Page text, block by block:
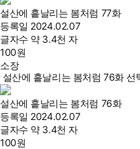
설산에 흩날리는 봄처럼 77화
등록일 2024.02.07
글자수 약 3.4천 자
100원
소장
설산에 흩날리는 봄처럼 76화 선
설산에 흩날리는 봄처럼 76화
등록일 2024.02.07
글자수 약 3.4천 자
100원